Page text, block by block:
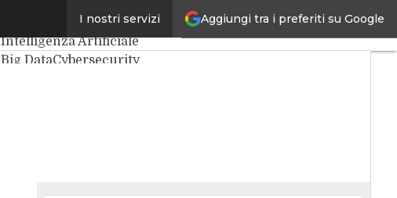
Aggiungi tra i preferiti su Google
I nostri servizi
Ultimi articoli
Intelligenza Artificiale
Big DataCybersecurity